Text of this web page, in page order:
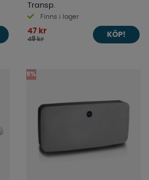
Transp.
Finns i lager
47 kr
49 kr
KÖP!
5%